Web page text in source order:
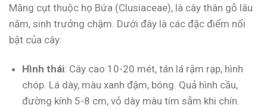
Măng cụt thuộc họ Bứa (Clusiaceae), là cây thân gỗ lâu
năm, sinh trưởng chậm. Dưới đây là các đặc điểm nổi
bật của cây:
Hình thái: Cây cao 10-20 mét, tán lá rậm rạp, hình
chóp. Lá dày, màu xanh đậm, bóng. Quả hình cầu,
đường kính 5-8 cm, vỏ dày màu tím sẫm khi chín.